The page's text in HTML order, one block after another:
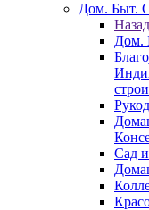
Дом. Быт.
Назад
Дом.
Сад